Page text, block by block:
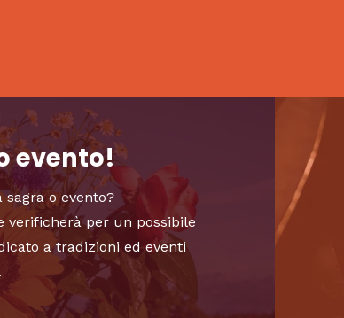
evento!
o evento?
verificherà per un possibile
a tradizioni ed eventi